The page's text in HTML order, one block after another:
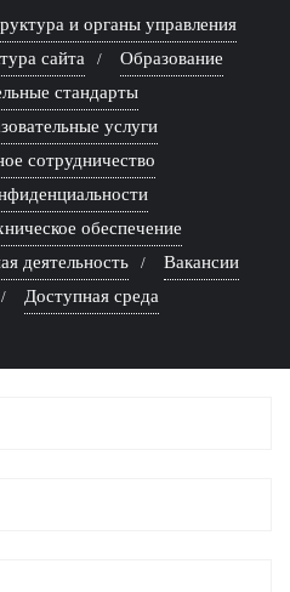
и органы управления
сайта
Образование
стандарты
услуги
сотрудничество
обеспечение
деятельность
Вакансии
Доступная среда